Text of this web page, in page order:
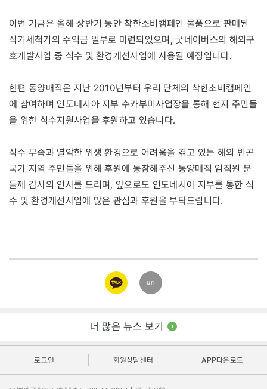
이번 기금은 올해 상반기 동안 착한소비캠페인 물품으로 판매된
식기세척기의 수익금 일부로 마련되었으며, 굿네이버스의 해외구
호개발사업 중 식수 및 환경개선사업에 사용될 예정입니다.
한편 동양매직은 지난 2010년부터 우리 단체의 착한소비캠페인
에 참여하며 인도네시아 지부 수카부미사업장을 통해 현지 주민들
을 위한 식수지원사업을 후원하고 있습니다.
식수 부족과 열악한 위생 환경으로 어려움을 겪고 있는 해외 빈곤
국가 지역 주민들을 위해 후원에 동참해주신 동양매직 임직원 분
들께 감사의 인사를 드리며, 앞으로도 인도네시아 지부를 통한 식
수 및 환경개선사업에 많은 관심과 후원을 부탁드립니다.
카카오
링크
url
더 많은 뉴스 보기
로그인 회원상담센터 APP다운로드